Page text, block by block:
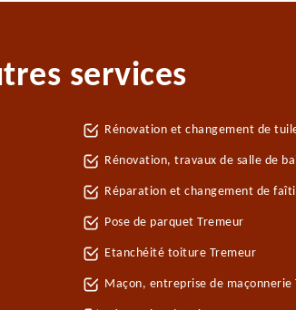
services
Rénovation et changement de
Rénovation, travaux de salle de
Réparation et changement de
Pose de parquet Tremeur
Etanchéité toiture Tremeur
Maçon, entreprise de maçonnerie